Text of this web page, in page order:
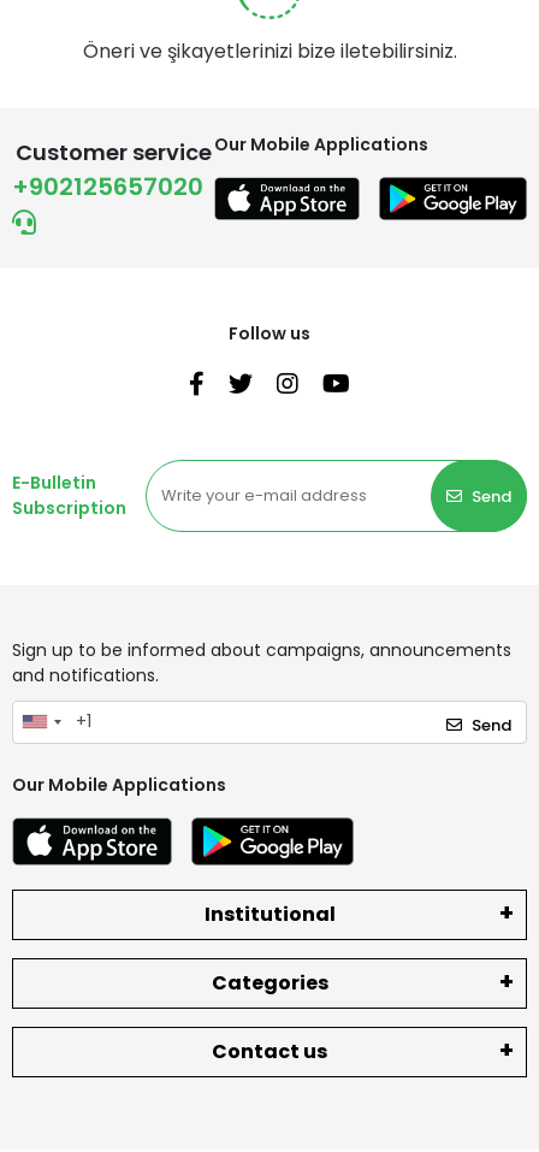
Öneri ve şikayetlerinizi bize iletebilirsiniz.
Customer service
+902125657020
Our Mobile Applications
Follow us
E-Bulletin
Subscription
Send
Sign up to be informed about campaigns, announcements
and notifications.
Send
Our Mobile Applications
Institutional
Categories
Contact us